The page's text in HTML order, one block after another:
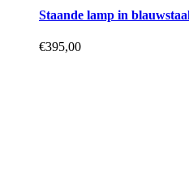
Staande lamp in
€395,00